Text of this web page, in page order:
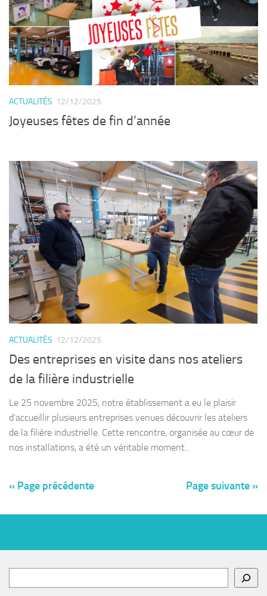
ACTUALITÉS 12/12/2025
Joyeuses fêtes de fin d’année
ACTUALITÉS 12/12/2025
Des entreprises en visite dans nos ateliers
de la filière industrielle
Le 25 novembre 2025, notre établissement a eu le plaisir
d’accueillir plusieurs entreprises venues découvrir les ateliers
de la filière industrielle. Cette rencontre, organisée au cœur de
nos installations, a été un véritable moment...
« Page précédente Page suivante »